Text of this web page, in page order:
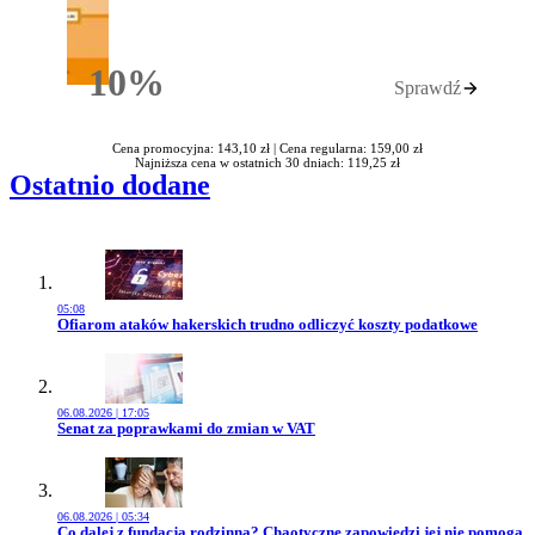
10%Rabatu Sprawdź
Cena promocyjna: 143,10 zł | Cena regularna: 159,00 zł
Najniższa cena w ostatnich 30 dniach: 119,25 zł
Ostatnio dodane
05:08
Przejdź do artykułu:
Ofiarom ataków hakerskich trudno odliczyć koszty podatkowe
06.08.2026 | 17:05
Przejdź do artykułu:
Senat za poprawkami do zmian w VAT
06.08.2026 | 05:34
Przejdź do artykułu: